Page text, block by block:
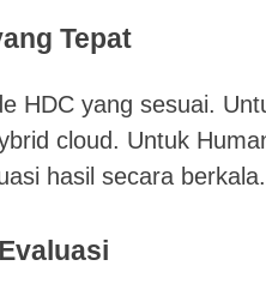
Tepat
HDC yang sesuai.
cloud. Untuk
hasil secara berkala.